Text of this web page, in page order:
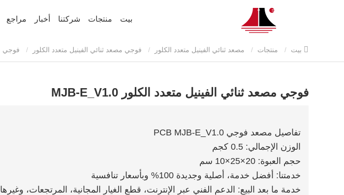
بيت منتجات شركتنا أخبار مراجع
منتجات مصعد ثنائي الفينيل متعدد الكلور فوجي مصعد ثنائي الفينيل متعدد الكلور
فوجي مصعد ثنائي الفينيل متعدد الكلور MJB-E_V1.0
تفاصيل مصعد فوجي PCB MJB-E_V1.0
الوزن الإجمالي: 0.5 كجم
حجم العبوة: 20×25×10 سم
خدمتنا: أفضل خدمة، أصلية وجديدة 100% وبأسعار تنافسية
خدمة ما بعد البيع: الدعم الفني عبر الإنترنت، قطع الغيار المجانية، المرتجعات، وغيرها